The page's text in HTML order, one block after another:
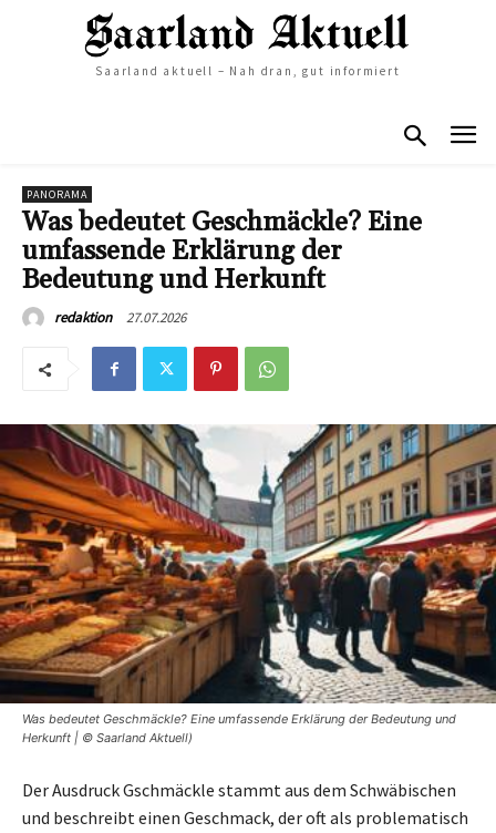
Saarland aktuell – Nah dran, gut informiert
PANORAMA
Was bedeutet Geschmäckle? Eine
umfassende Erklärung der
Bedeutung und Herkunft
redaktion 27.07.2026
Was bedeutet Geschmäckle? Eine umfassende Erklärung der Bedeutung und
Herkunft | © Saarland Aktuell)
Der Ausdruck Gschmäckle stammt aus dem Schwäbischen
und beschreibt einen Geschmack, der oft als problematisch